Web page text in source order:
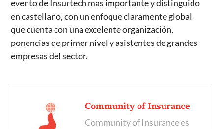
evento de Insurtech mas importante y distinguido
en castellano, con un enfoque claramente global,
que cuenta con una excelente organización,
ponencias de primer nivel y asistentes de grandes
empresas del sector.
Community of Insurance
Community of Insurance es